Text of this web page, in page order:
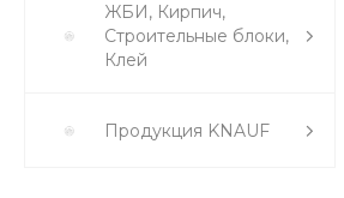
ЖБИ, Кирпич,
Строительные блоки,
Клей
Продукция KNAUF